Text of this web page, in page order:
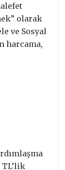
olarak
ve Sosyal
harcama,
TL’lik